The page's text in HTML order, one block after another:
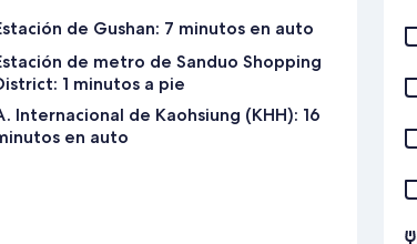
de Gushan: 7 minutos en auto
de metro de Sanduo Shopping
1 minutos a pie
Internacional de Kaohsiung (KHH): 16
en auto